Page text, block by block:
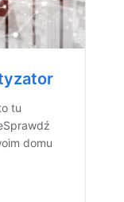
tu
domu